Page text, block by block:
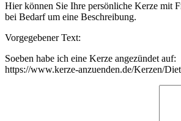
Hier können Sie Ihre persönliche Kerze mit
bei Bedarf um eine Beschreibung.
Vorgegebener Text:
Soeben habe ich eine Kerze angezündet auf:
https://www.kerze-anzuenden.de/Kerzen/